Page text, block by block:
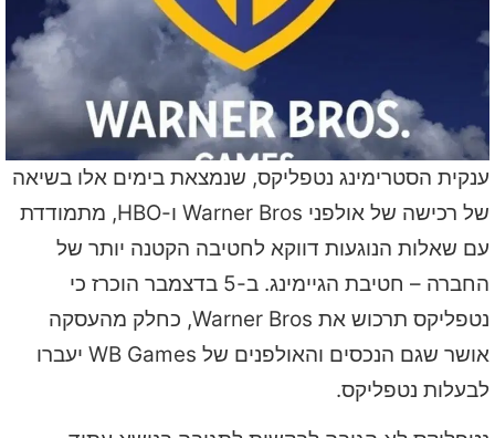
ענקית הסטרימינג נטפליקס, שנמצאת בימים אלו בשיאה
של רכישה של אולפני Warner Bros ו-HBO, מתמודדת
עם שאלות הנוגעות דווקא לחטיבה הקטנה יותר של
החברה – חטיבת הגיימינג. ב-5 בדצמבר הוכרז כי
נטפליקס תרכוש את Warner Bros, כחלק מהעסקה
אושר שגם הנכסים והאולפנים של WB Games יעברו
לבעלות נטפליקס.